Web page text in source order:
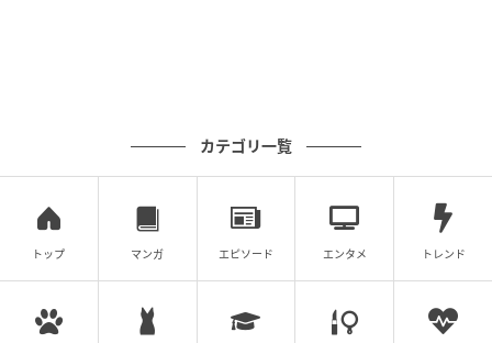
カテゴリ一覧
トップ マンガ エピソード エンタメ トレンド